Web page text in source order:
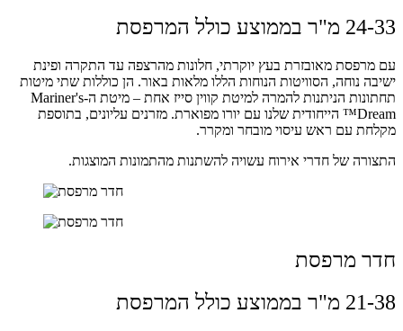
24-33 מ"ר בממוצע כולל המרפסת
עם מרפסת מאובזרת בעץ יוקרתי, חלונות מהרצפה עד התקרה ופינת
ישיבה נוחה, הסוויטות הנוחות הללו מלאות באור. הן כוללות שתי מיטות
תחתונות הניתנות להמרה למיטת קווין סייז אחת – מיטת ה-Mariner's
Dream™ הייחודית שלנו עם יורו מפוארת. מזרנים עליונים, בתוספת
מקלחת עם ראש עיסוי מובחר ומקרר.
התצורה של חדרי אירוח עשויה להשתנות מהתמונות המוצגות.
חדר מרפסת
21-38 מ"ר בממוצע כולל המרפסת